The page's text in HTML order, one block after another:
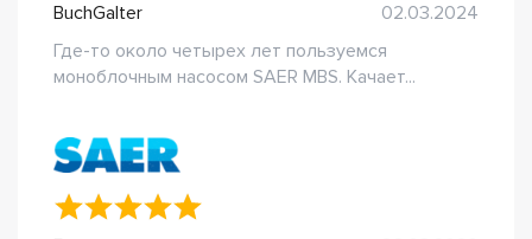
BuchGalter
02.03.2024
Где-то около четырех лет пользуемся
моноблочным насосом SAER MBS. Качает...